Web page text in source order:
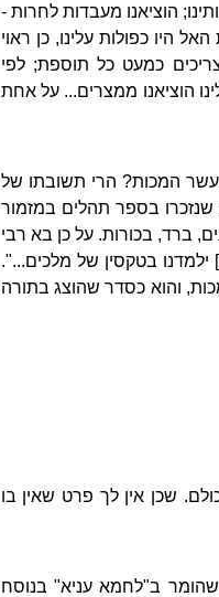
הוציאנו מעבדות לחרות -
היו כפולות עלינו, כן ראוי
כמעט כל תוספת; לפי
הוציאנו ממצרים... על אחת
המכות? הרי תשובתו של
שנזכרו בספר תהלים במזמור
ברד, בכורות. על כן בא רבי
בטקסין של מלכים...".
והוא כסדר שהוצג בתורה
שכן אין לך פרט שאין בו
ב"לחמא עניא" בנוסח